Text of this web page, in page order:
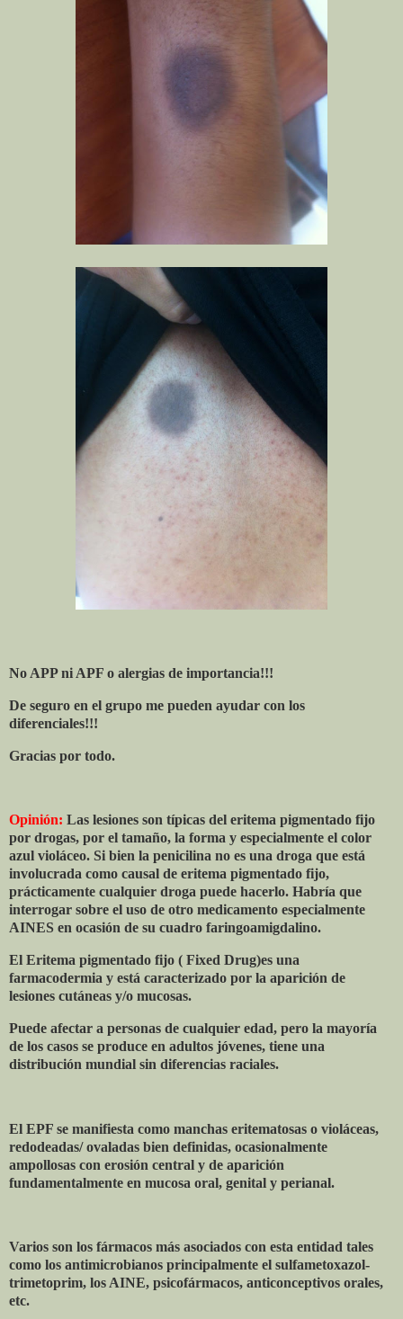
No APP ni APF o alergias de importancia!!!
De seguro en el grupo me pueden ayudar con los
diferenciales!!!
Gracias por todo.
Opinión: Las lesiones son típicas del eritema pigmentado fijo
por drogas, por el tamaño, la forma y especialmente el color
azul violáceo. Si bien la penicilina no es una droga que está
involucrada como causal de eritema pigmentado fijo,
prácticamente cualquier droga puede hacerlo. Habría que
interrogar sobre el uso de otro medicamento especialmente
AINES en ocasión de su cuadro faringoamigdalino.
El Eritema pigmentado fijo ( Fixed Drug)es una
farmacodermia y está caracterizado por la aparición de
lesiones cutáneas y/o mucosas.
Puede afectar a personas de cualquier edad, pero la mayoría
de los casos se produce en adultos jóvenes, tiene una
distribución mundial sin diferencias raciales.
El EPF se manifiesta como manchas eritematosas o violáceas,
redodeadas/ ovaladas bien definidas, ocasionalmente
ampollosas con erosión central y de aparición
fundamentalmente en mucosa oral, genital y perianal.
Varios son los fármacos más asociados con esta entidad tales
como los antimicrobianos principalmente el sulfametoxazol-
trimetoprim, los AINE, psicofármacos, anticonceptivos orales,
etc.